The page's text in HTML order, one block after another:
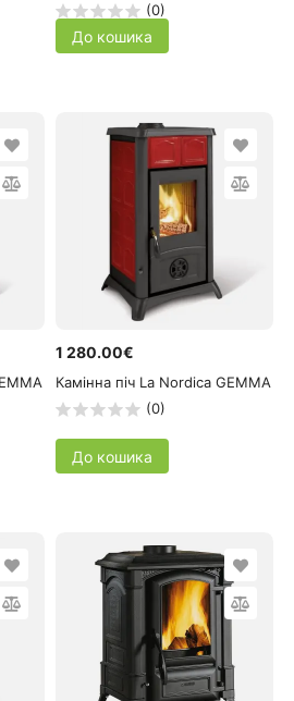
(0)
До кошика
1 280.00€
Камінна піч La Nordica GEMMA
(0)
До кошика